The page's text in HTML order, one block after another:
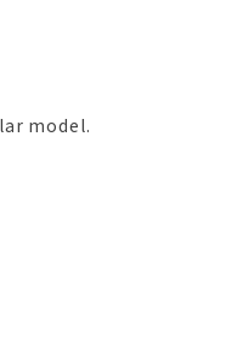
model.